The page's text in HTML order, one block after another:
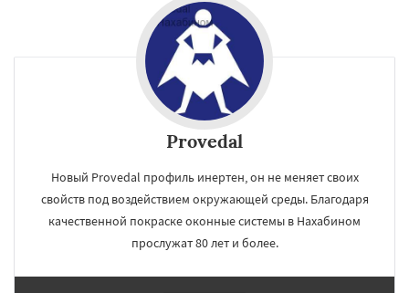
Provedal
Новый Provedal профиль инертен, он не меняет своих
свойств под воздействием окружающей среды. Благодаря
качественной покраске оконные системы в Нахабином
прослужат 80 лет и более.